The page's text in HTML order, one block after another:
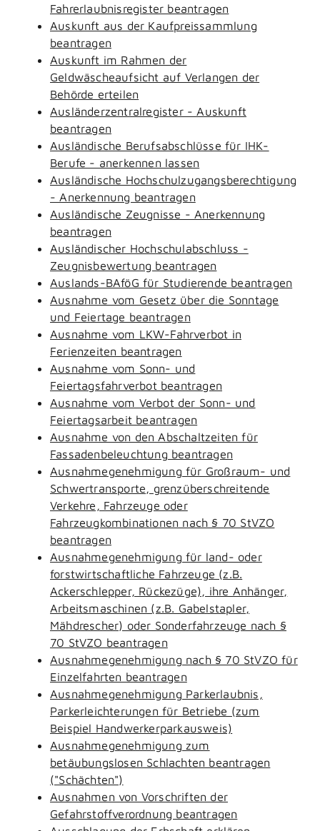
Fahrerlaubnisregister beantragen
Auskunft aus der Kaufpreissammlung
beantragen
Auskunft im Rahmen der
Geldwäscheaufsicht auf Verlangen der
Behörde erteilen
Ausländerzentralregister - Auskunft
beantragen
Ausländische Berufsabschlüsse für IHK-
Berufe - anerkennen lassen
Ausländische Hochschulzugangsberechtigung
- Anerkennung beantragen
Ausländische Zeugnisse - Anerkennung
beantragen
Ausländischer Hochschulabschluss -
Zeugnisbewertung beantragen
Auslands-BAföG für Studierende beantragen
Ausnahme vom Gesetz über die Sonntage
und Feiertage beantragen
Ausnahme vom LKW-Fahrverbot in
Ferienzeiten beantragen
Ausnahme vom Sonn- und
Feiertagsfahrverbot beantragen
Ausnahme vom Verbot der Sonn- und
Feiertagsarbeit beantragen
Ausnahme von den Abschaltzeiten für
Fassadenbeleuchtung beantragen
Ausnahmegenehmigung für Großraum- und
Schwertransporte, grenzüberschreitende
Verkehre, Fahrzeuge oder
Fahrzeugkombinationen nach § 70 StVZO
beantragen
Ausnahmegenehmigung für land- oder
forstwirtschaftliche Fahrzeuge (z.B.
Ackerschlepper, Rückezüge), ihre Anhänger,
Arbeitsmaschinen (z.B. Gabelstapler,
Mähdrescher) oder Sonderfahrzeuge nach §
70 StVZO beantragen
Ausnahmegenehmigung nach § 70 StVZO für
Einzelfahrten beantragen
Ausnahmegenehmigung Parkerlaubnis,
Parkerleichterungen für Betriebe (zum
Beispiel Handwerkerparkausweis)
Ausnahmegenehmigung zum
betäubungslosen Schlachten beantragen
("Schächten")
Ausnahmen von Vorschriften der
Gefahrstoffverordnung beantragen